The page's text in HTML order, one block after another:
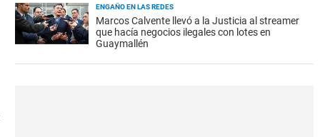
ENGAÑO EN LAS REDES
Marcos Calvente llevó a la Justicia al streamer
que hacía negocios ilegales con lotes en
Guaymallén